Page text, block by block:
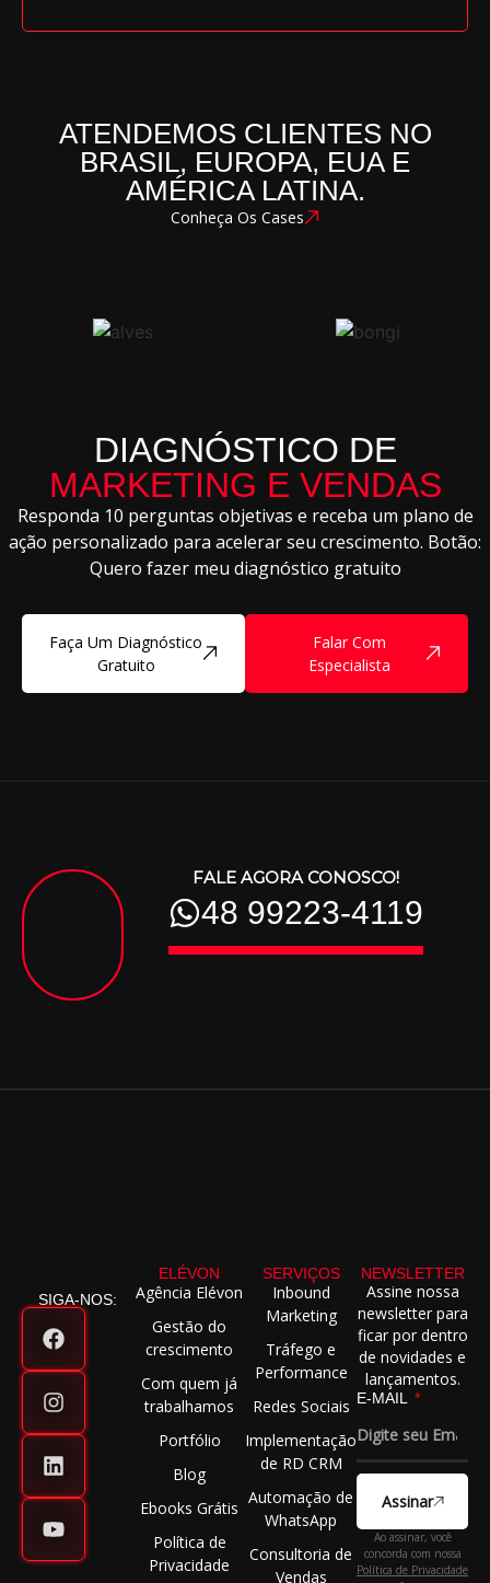
ATENDEMOS CLIENTES NO
BRASIL, EUROPA, EUA E
AMÉRICA LATINA.
Conheça Os Cases
DIAGNÓSTICO DE
MARKETING E VENDAS
Responda 10 perguntas objetivas e receba um plano de
ação personalizado para acelerar seu crescimento. Botão:
Quero fazer meu diagnóstico gratuito
Faça Um Diagnóstico
Gratuito
Falar Com
Especialista
FALE AGORA CONOSCO!
48 99223-4119
SIGA-NOS:
ELÉVON
Agência Elévon
Gestão do
crescimento
Com quem já
trabalhamos
Portfólio
Blog
Ebooks Grátis
Política de
Privacidade
SERVIÇOS
Inbound
Marketing
Tráfego e
Performance
Redes Sociais
Implementação
de RD CRM
Automação de
WhatsApp
Consultoria de
Vendas
NEWSLETTER
Assine nossa
newsletter para
ficar por dentro
de novidades e
lançamentos.
E-MAIL
Assinar
Ao assinar, você
concorda com nossa
Política de Privacidade